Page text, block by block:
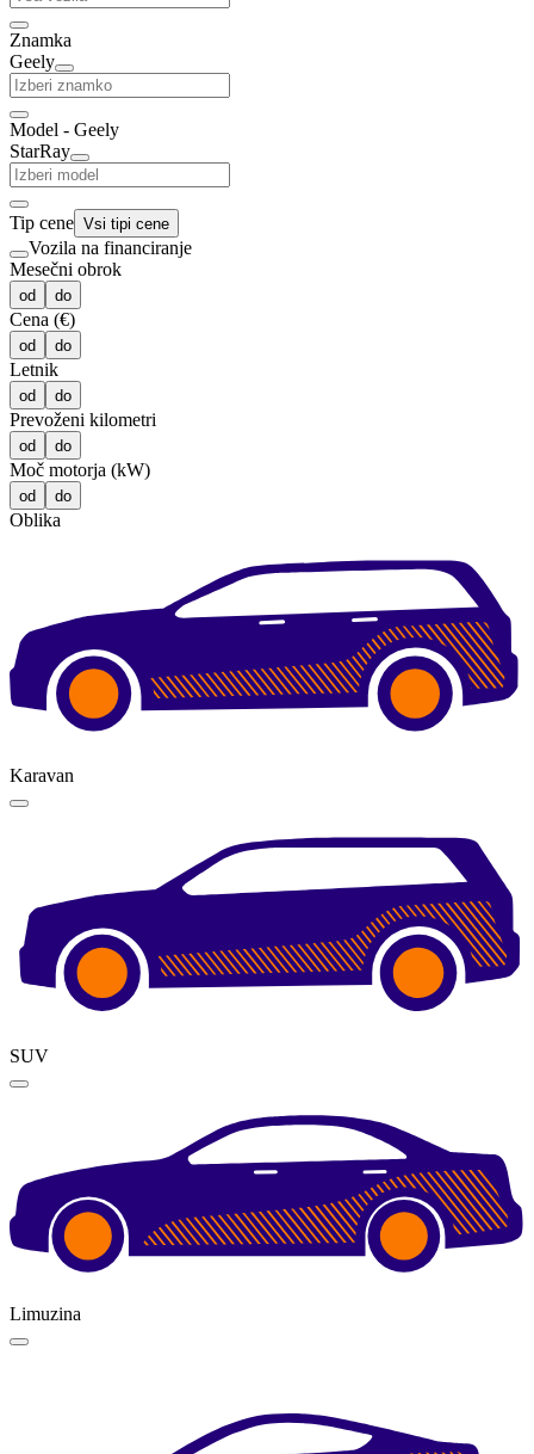
Znamka
Geely
Model - Geely
StarRay
Tip cene Vsi tipi cene
Vozila na financiranje
Mesečni obrok
od do
Cena (€)
od do
Letnik
od do
Prevoženi kilometri
od do
Moč motorja (kW)
od do
Oblika
Karavan
SUV
Limuzina